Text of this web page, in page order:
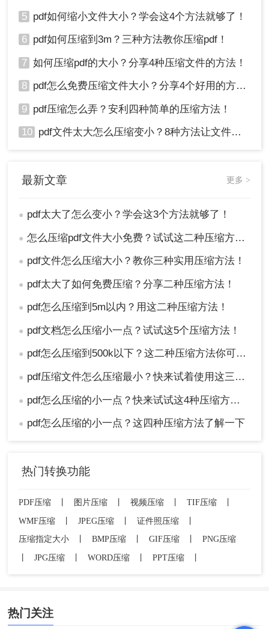
5 pdf如何缩小文件大小？学会这4个方法就够了！
6 pdf如何压缩到3m？三种方法教你压缩pdf！
7 如何压缩pdf的大小？分享4种压缩文件的方法！
8 pdf怎么免费压缩文件大小？分享4个好用的方法，简单又快捷！
9 pdf压缩怎么弄？安利四种简单的压缩方法！
10 pdf文件太大怎么压缩变小？8种方法让文件轻松"瘦身"！
最新文章 更多 >
● pdf太大了怎么变小？学会这3个方法就够了！
● 怎么压缩pdf文件大小免费？试试这二种压缩方法！
● pdf文件怎么压缩大小？教你三种实用压缩方法！
● pdf太大了如何免费压缩？分享二种压缩方法！
● pdf怎么压缩到5m以内？用这二种压缩方法！
● pdf文档怎么压缩小一点？试试这5个压缩方法！
● pdf怎么压缩到500k以下？这二种压缩方法你可以轻松学会！
● pdf压缩文件怎么压缩最小？快来试着使用这三种压缩方法！
● pdf怎么压缩的小一点？快来试试这4种压缩方法！
● pdf怎么压缩的小一点？这四种压缩方法了解一下
热门转换功能
PDF压缩 丨 图片压缩 丨 视频压缩 丨 TIF压缩
丨
WMF压缩
丨 JPEG压缩 丨 证件照压缩
丨
压缩指定大小
BMP压缩 GIF压缩
PNG压缩
JPG压缩 WORD压缩 PPT压缩
热门关注